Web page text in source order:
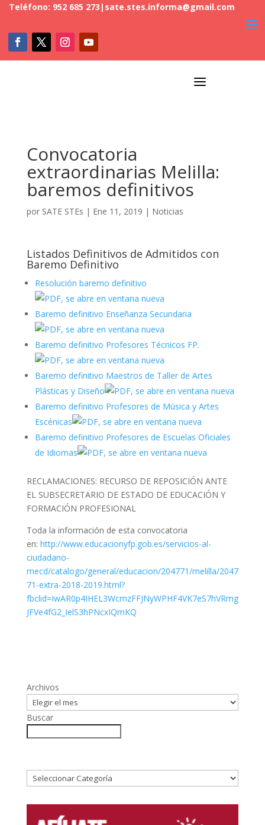
Teléfono: 952 685 273 | sate.stes.informa@gmail.com
a
Convocatoria
extraordinarias Melilla:
baremos definitivos
por SATE STEs | Ene 11, 2019 | Noticias
Listados Definitivos de Admitidos con
Baremo Definitivo
Resolución baremo definitivo
Baremo definitivo Enseñanza Secundaria
Baremo definitivo Profesores Técnicos FP.
Baremo definitivo Maestros de Taller de Artes
Plásticas y Diseño
Baremo definitivo Profesores de Música y Artes
Escénicas
Baremo definitivo Profesores de Escuelas Oficiales
de Idiomas
RECLAMACIONES: RECURSO DE REPOSICIÓN ANTE
EL SUBSECRETARIO DE ESTADO DE EDUCACIÓN Y
FORMACIÓN PROFESIONAL
Toda la información de esta convocatoria
en: http://www.educacionyfp.gob.es/servicios-al-
ciudadano-
mecd/catalogo/general/educacion/204771/melilla/2047
71-extra-2018-2019.html?
fbclid=IwAR0p4IHEL3WcmzFFJNyWPHF4VK7eS7hVRmg
JFVe4fG2_IelS3hPNcxIQmKQ
Archivos
Buscar